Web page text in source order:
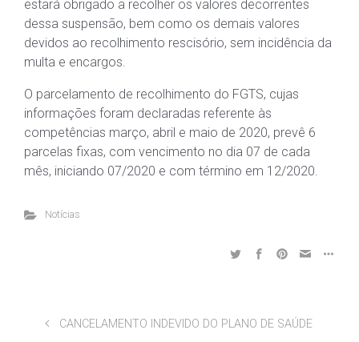
estará obrigado a recolher os valores decorrentes
dessa suspensão, bem como os demais valores
devidos ao recolhimento rescisório, sem incidência da
multa e encargos.
O parcelamento de recolhimento do FGTS, cujas
informações foram declaradas referente às
competências março, abril e maio de 2020, prevê 6
parcelas fixas, com vencimento no dia 07 de cada
mês, iniciando 07/2020 e com término em 12/2020.
Notícias
CANCELAMENTO INDEVIDO DO PLANO DE SAÚDE